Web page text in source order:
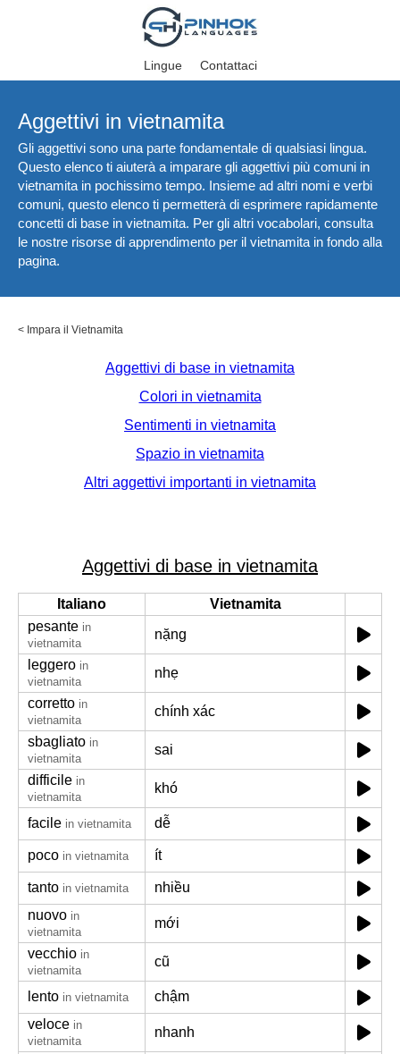
Lingue Contattaci
Aggettivi in vietnamita
Gli aggettivi sono una parte fondamentale di qualsiasi lingua.
Questo elenco ti aiuterà a imparare gli aggettivi più comuni in
vietnamita in pochissimo tempo. Insieme ad altri nomi e verbi
comuni, questo elenco ti permetterà di esprimere rapidamente
concetti di base in vietnamita. Per gli altri vocabolari, consulta
le nostre risorse di apprendimento per il vietnamita in fondo alla
pagina.
< Impara il Vietnamita
Aggettivi di base in vietnamita
Colori in vietnamita
Sentimenti in vietnamita
Spazio in vietnamita
Altri aggettivi importanti in vietnamita
Aggettivi di base in vietnamita
Italiano
Vietnamita
pesante in
vietnamita
nặng
leggero in
vietnamita
nhẹ
corretto in
vietnamita
chính xác
sbagliato in
vietnamita
sai
difficile in
vietnamita
khó
facile in vietnamita dễ
poco in vietnamita ít
tanto in vietnamita
nhiều
nuovo in
vietnamita
mới
vecchio in
vietnamita
cũ
lento in vietnamita
chậm
veloce in
vietnamita
nhanh